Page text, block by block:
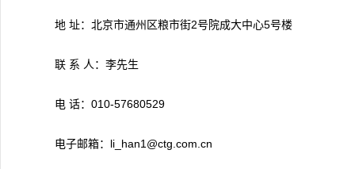
地 址：北京市通州区粮市街2号院成大中心5号楼
联 系 人： 李先生
电 话：010-57680529
电子邮箱：li_han1@ctg.com.cn